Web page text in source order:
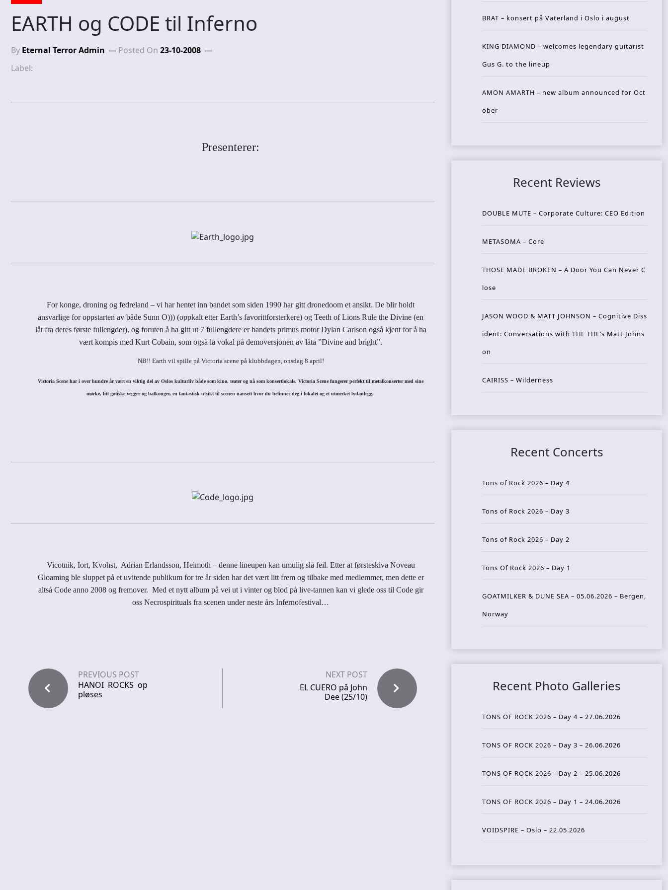
EARTH og CODE til Inferno
By Eternal Terror Admin Posted On 23-10-2008
Label:
Presenterer:
For konge, droning og fedreland – vi har hentet inn bandet som siden 1990 har gitt dronedoom et ansikt. De blir holdt
ansvarlige for oppstarten av både Sunn O))) (oppkalt etter Earth’s favorittforsterkere) og Teeth of Lions Rule the Divine (en
låt fra deres første fullengder), og foruten å ha gitt ut 7 fullengdere er bandets primus motor Dylan Carlson også kjent for å ha
vært kompis med Kurt Cobain, som også la vokal på demoversjonen av låta ”Divine and bright”.
NB!! Earth vil spille på Victoria scene på klubbdagen, onsdag 8.april!
Victoria Scene har i over hundre år vært en viktig del av Oslos kulturliv både som kino, teater og nå som konsertlokale. Victoria Scene fungerer perfekt til metalkonserter med sine
mørke, litt gotiske vegger og balkonger, en fantastisk utsikt til scenen uansett hvor du befinner deg i lokalet og et utmerket lydanlegg.
Vicotnik, Iort, Kvohst, Adrian Erlandsson, Heimoth – denne lineupen kan umulig slå feil. Etter at førsteskiva Noveau
Gloaming ble sluppet på et uvitende publikum for tre år siden har det vært litt frem og tilbake med medlemmer, men dette er
altså Code anno 2008 og fremover. Med et nytt album på vei ut i vinter og blod på live-tannen kan vi glede oss til Code gir
oss Necrospirituals fra scenen under neste års Infernofestival…
PREVIOUS POST
HANOI ROCKS op
pløses
NEXT POST
EL CUERO på John
Dee (25/10)
BRAT – konsert på Vaterland i Oslo i august
KING DIAMOND – welcomes legendary guitarist
Gus G. to the lineup
AMON AMARTH – new album announced for Oct
ober
Recent Reviews
DOUBLE MUTE – Corporate Culture: CEO Edition
METASOMA – Core
THOSE MADE BROKEN – A Door You Can Never C
lose
JASON WOOD & MATT JOHNSON – Cognitive Diss
ident: Conversations with THE THE’s Matt Johns
on
CAIRISS – Wilderness
Recent Concerts
Tons of Rock 2026 – Day 4
Tons of Rock 2026 – Day 3
Tons of Rock 2026 – Day 2
Tons Of Rock 2026 – Day 1
GOATMILKER & DUNE SEA – 05.06.2026 – Bergen,
Norway
Recent Photo Galleries
TONS OF ROCK 2026 – Day 4 – 27.06.2026
TONS OF ROCK 2026 – Day 3 – 26.06.2026
TONS OF ROCK 2026 – Day 2 – 25.06.2026
TONS OF ROCK 2026 – Day 1 – 24.06.2026
VOIDSPIRE – Oslo – 22.05.2026